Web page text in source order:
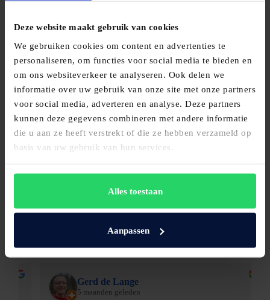
Deze website maakt gebruik van cookies
We gebruiken cookies om content en advertenties te
personaliseren, om functies voor social media te bieden en
om ons websiteverkeer te analyseren. Ook delen we
informatie over uw gebruik van onze site met onze partners
voor social media, adverteren en analyse. Deze partners
kunnen deze gegevens combineren met andere informatie
die u aan ze heeft verstrekt of die ze hebben verzameld op
basis van uw gebruik van hun services.
Alles toestaan
Aanpassen
6881 KX, Velp
velp@maassenvandenbrink.nl
026 3630067
Woninginrichting
Gebaseerd op 137 beoordelingen
oo
Gerd de Lange
5 maanden geleden